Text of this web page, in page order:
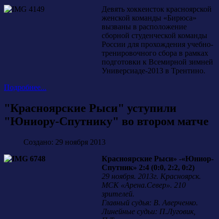
Девять хоккеисток красноярской
женской команды «Бирюса»
вызваны в расположение
сборной студенческой команды
России для прохождения учебно-
тренировочного сбора в рамках
подготовки к Всемирной зимней
Универсиаде-2013 в Трентино.
Подробнее...
"Красноярские Рыси" уступили
"Юниору-Спутнику" во втором матче
Создано: 29 ноября 2013
Красноярские Рыси» -«Юниор-
Спутник» 2:4 (0:0, 2:2, 0:2)
29 ноября. 2013г. Красноярск.
МСК «Арена.Север». 210
зрителей.
Главный судья: В. Аверченко.
Линейные судьи: П.Луговик,